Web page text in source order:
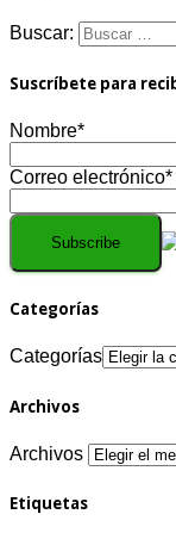
Buscar:
Suscríbete para
Nombre*
Correo electrónico*
Categorías
Categorías
Archivos
Archivos
Etiquetas